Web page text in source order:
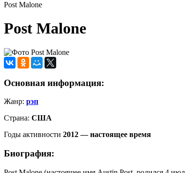
Post Malone
Post Malone
Основная информация:
Жанр: рэп
Страна: США
Годы активности 2012 — настоящее время
Биография: